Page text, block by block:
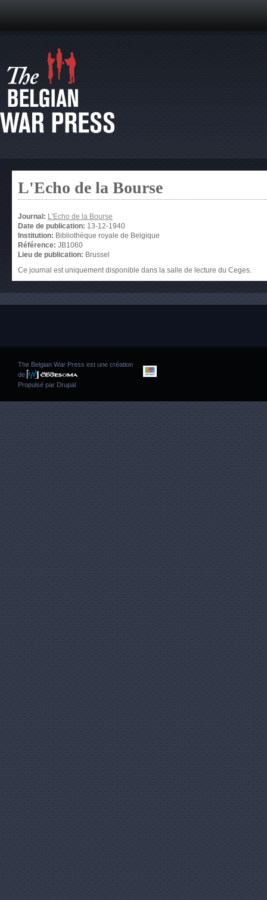
L'Echo de la Bourse
Journal: L'Echo de la Bourse
Date de publication: 13-12-1940
Institution: Bibliothèque royale de Belgique
Référence: JB1060
Lieu de publication: Brussel
Ce journal est uniquement disponible dans la salle de lecture du Ceges.
The Belgian War Press est une création
de
Propulsé par Drupal